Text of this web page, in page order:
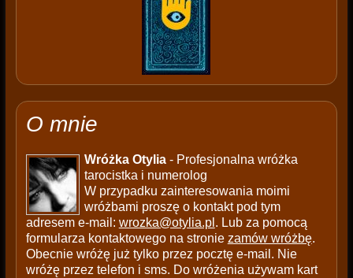
O mnie
Wróżka Otylia- Profesjonalna wróżka
tarocistka i numerolog
W przypadku zainteresowania moimi
wróżbami proszę o kontakt pod tym
adresem e-mail: wrozka@otylia.pl . Lub za pomocą
formularza kontaktowego na stronie zamów wróżbę.
Obecnie wróżę już tylko przez pocztę e-mail. Nie
wróżę przez telefon i sms. Do wróżenia używam kart